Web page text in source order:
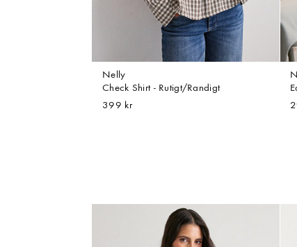
Nelly
Check Shirt - Rutigt/Randigt
399 kr